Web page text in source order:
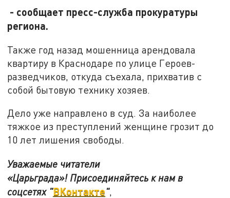
- сообщает пресс-служба прокуратуры
региона.
Также год назад мошенница арендовала
квартиру в Краснодаре по улице Героев-
разведчиков, откуда съехала, прихватив с
собой бытовую технику хозяев.
Дело уже направлено в суд. За наиболее
тяжкое из преступлений женщине грозит до
10 лет лишения свободы.
Уважаемые читатели
«Царьграда»! Присоединяйтесь к нам в
соцсетях "ВКонтакте",